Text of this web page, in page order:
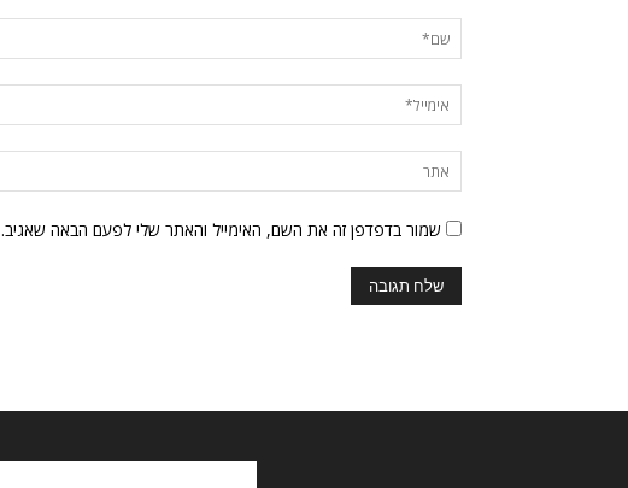
שמור בדפדפן זה את השם, האימייל והאתר שלי לפעם הבאה שאגיב.